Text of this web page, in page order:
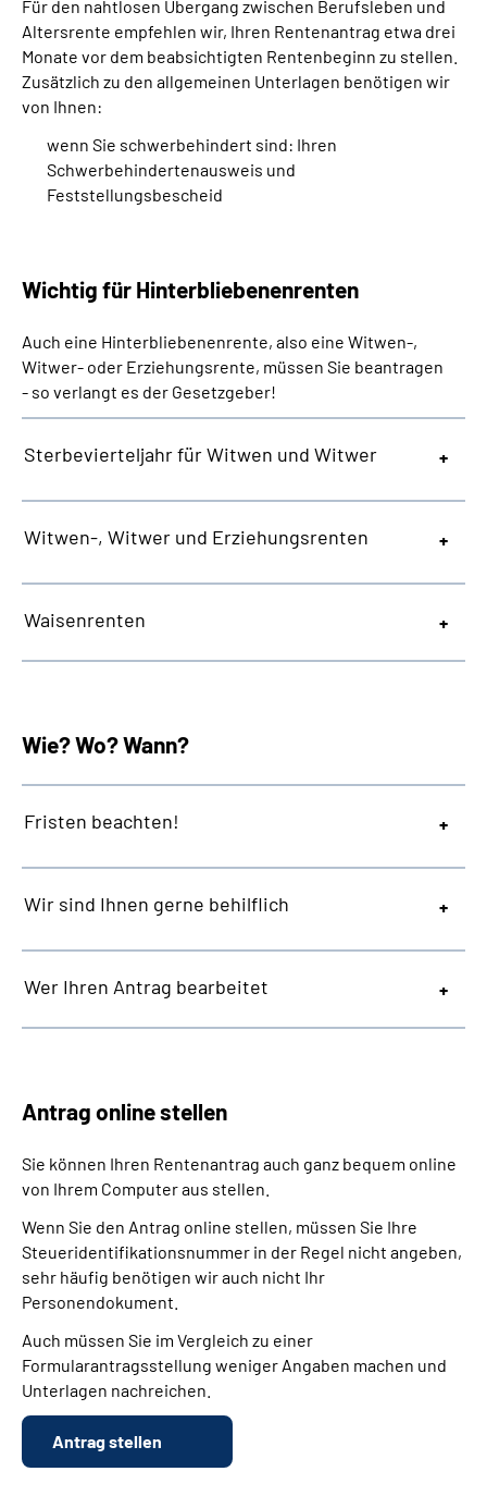
Für den nahtlosen Übergang zwischen Berufsleben und
Altersrente empfehlen wir, Ihren Rentenantrag etwa drei
Monate vor dem beabsichtigten Rentenbeginn zu stellen.
Zusätzlich zu den allgemeinen Unterlagen benötigen wir
von Ihnen:
wenn Sie schwerbehindert sind: Ihren
Schwerbehindertenausweis und
Feststellungsbescheid
Wichtig für Hinterbliebenenrenten
Auch eine Hinterbliebenenrente, also eine Witwen-,
Witwer- oder Erziehungsrente, müssen Sie beantragen
- so verlangt es der Gesetzgeber!
Sterbevierteljahr für Witwen und Witwer
Witwen-, Witwer und Erziehungsrenten
Waisenrenten
Wie? Wo? Wann?
Fristen beachten!
Wir sind Ihnen gerne behilflich
Wer Ihren Antrag bearbeitet
Antrag online stellen
Sie können Ihren Rentenantrag auch ganz bequem online
von Ihrem Computer aus stellen.
Wenn Sie den Antrag online stellen, müssen Sie Ihre
Steueridentifikationsnummer in der Regel nicht angeben,
sehr häufig benötigen wir auch nicht Ihr
Personendokument.
Auch müssen Sie im Vergleich zu einer
Formularantragsstellung weniger Angaben machen und
Unterlagen nachreichen.
Antrag stellen